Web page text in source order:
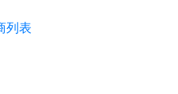
列表